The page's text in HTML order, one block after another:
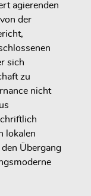
agierenden
der
sich
zu
nicht
lokalen
Übergang